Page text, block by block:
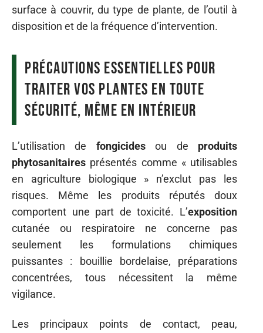
surface à couvrir, du type de plante, de l’outil à
disposition et de la fréquence d’intervention.
Précautions essentielles pour
traiter vos plantes en toute
sécurité, même en intérieur
L’utilisation de fongicidesou de produits
phytosanitaires présentés comme « utilisables
en agriculture biologique » n’exclut pas les
risques. Même les produits réputés doux
comportent une part de toxicité. L’exposition
cutanée ou respiratoire ne concerne pas
seulement les formulations chimiques
puissantes : bouillie bordelaise, préparations
concentrées, tous nécessitent la même
vigilance.
Les principaux points de contact, peau,